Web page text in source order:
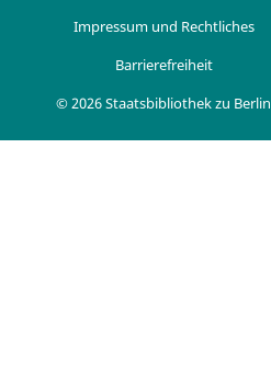
Impressum und Rechtliches
Barrierefreiheit
© 2026 Staatsbibliothek zu Berlin